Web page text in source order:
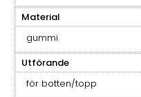
Material
gummi
Utförande
för botten/topp